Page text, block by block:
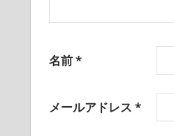
名前*
メールアドレス *